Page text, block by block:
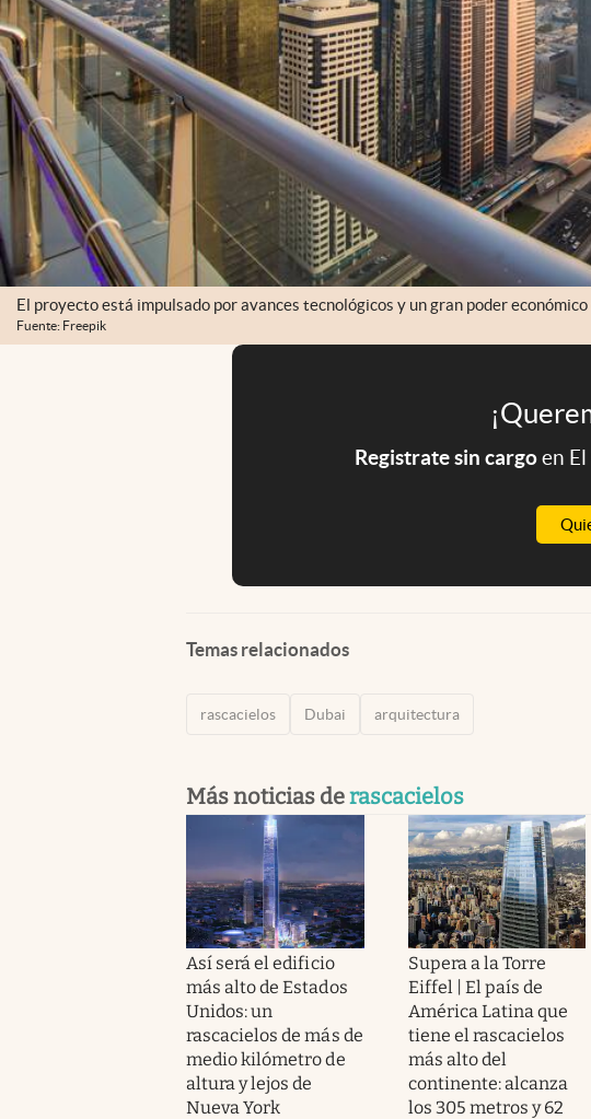
El proyecto está impulsado por avances tecnológicos y un gran poder económico
Fuente: Freepik
Registrate sin cargoen
Temas relacionados
rascacielos Dubai arquitectura
Más noticias derascacielos
Así será el edificio
más alto de Estados
Unidos: un
rascacielos de más de
medio kilómetro de
altura y lejos de
Nueva York
Supera a la Torre
Eiffel | El país de
América Latina que
tiene el rascacielos
más alto del
continente: alcanza
los 305 metros y 62